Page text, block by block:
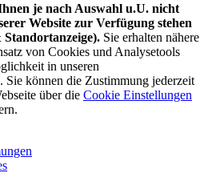
je nach Auswahl u.U. nicht
Website zur Verfügung stehen
Sie erhalten nähere
von Cookies und Analysetools
in unseren
. Sie können die Zustimmung jederzeit
über die Cookie Einstellungen